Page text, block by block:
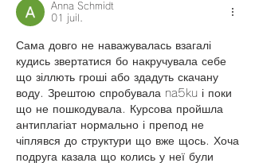
Anna Schmidt
01 juil.
Сама довго не наважувалась взагалі
кудись звертатися бо накручувала себе
що зіллють гроші або здадуть скачану
воду. Зрештою спробувала na5ku і поки
що не пошкодувала. Курсова пройшла
антиплагіат нормально і препод не
чіплявся до структури що вже щось. Хоча
подруга казала що колись у неї були